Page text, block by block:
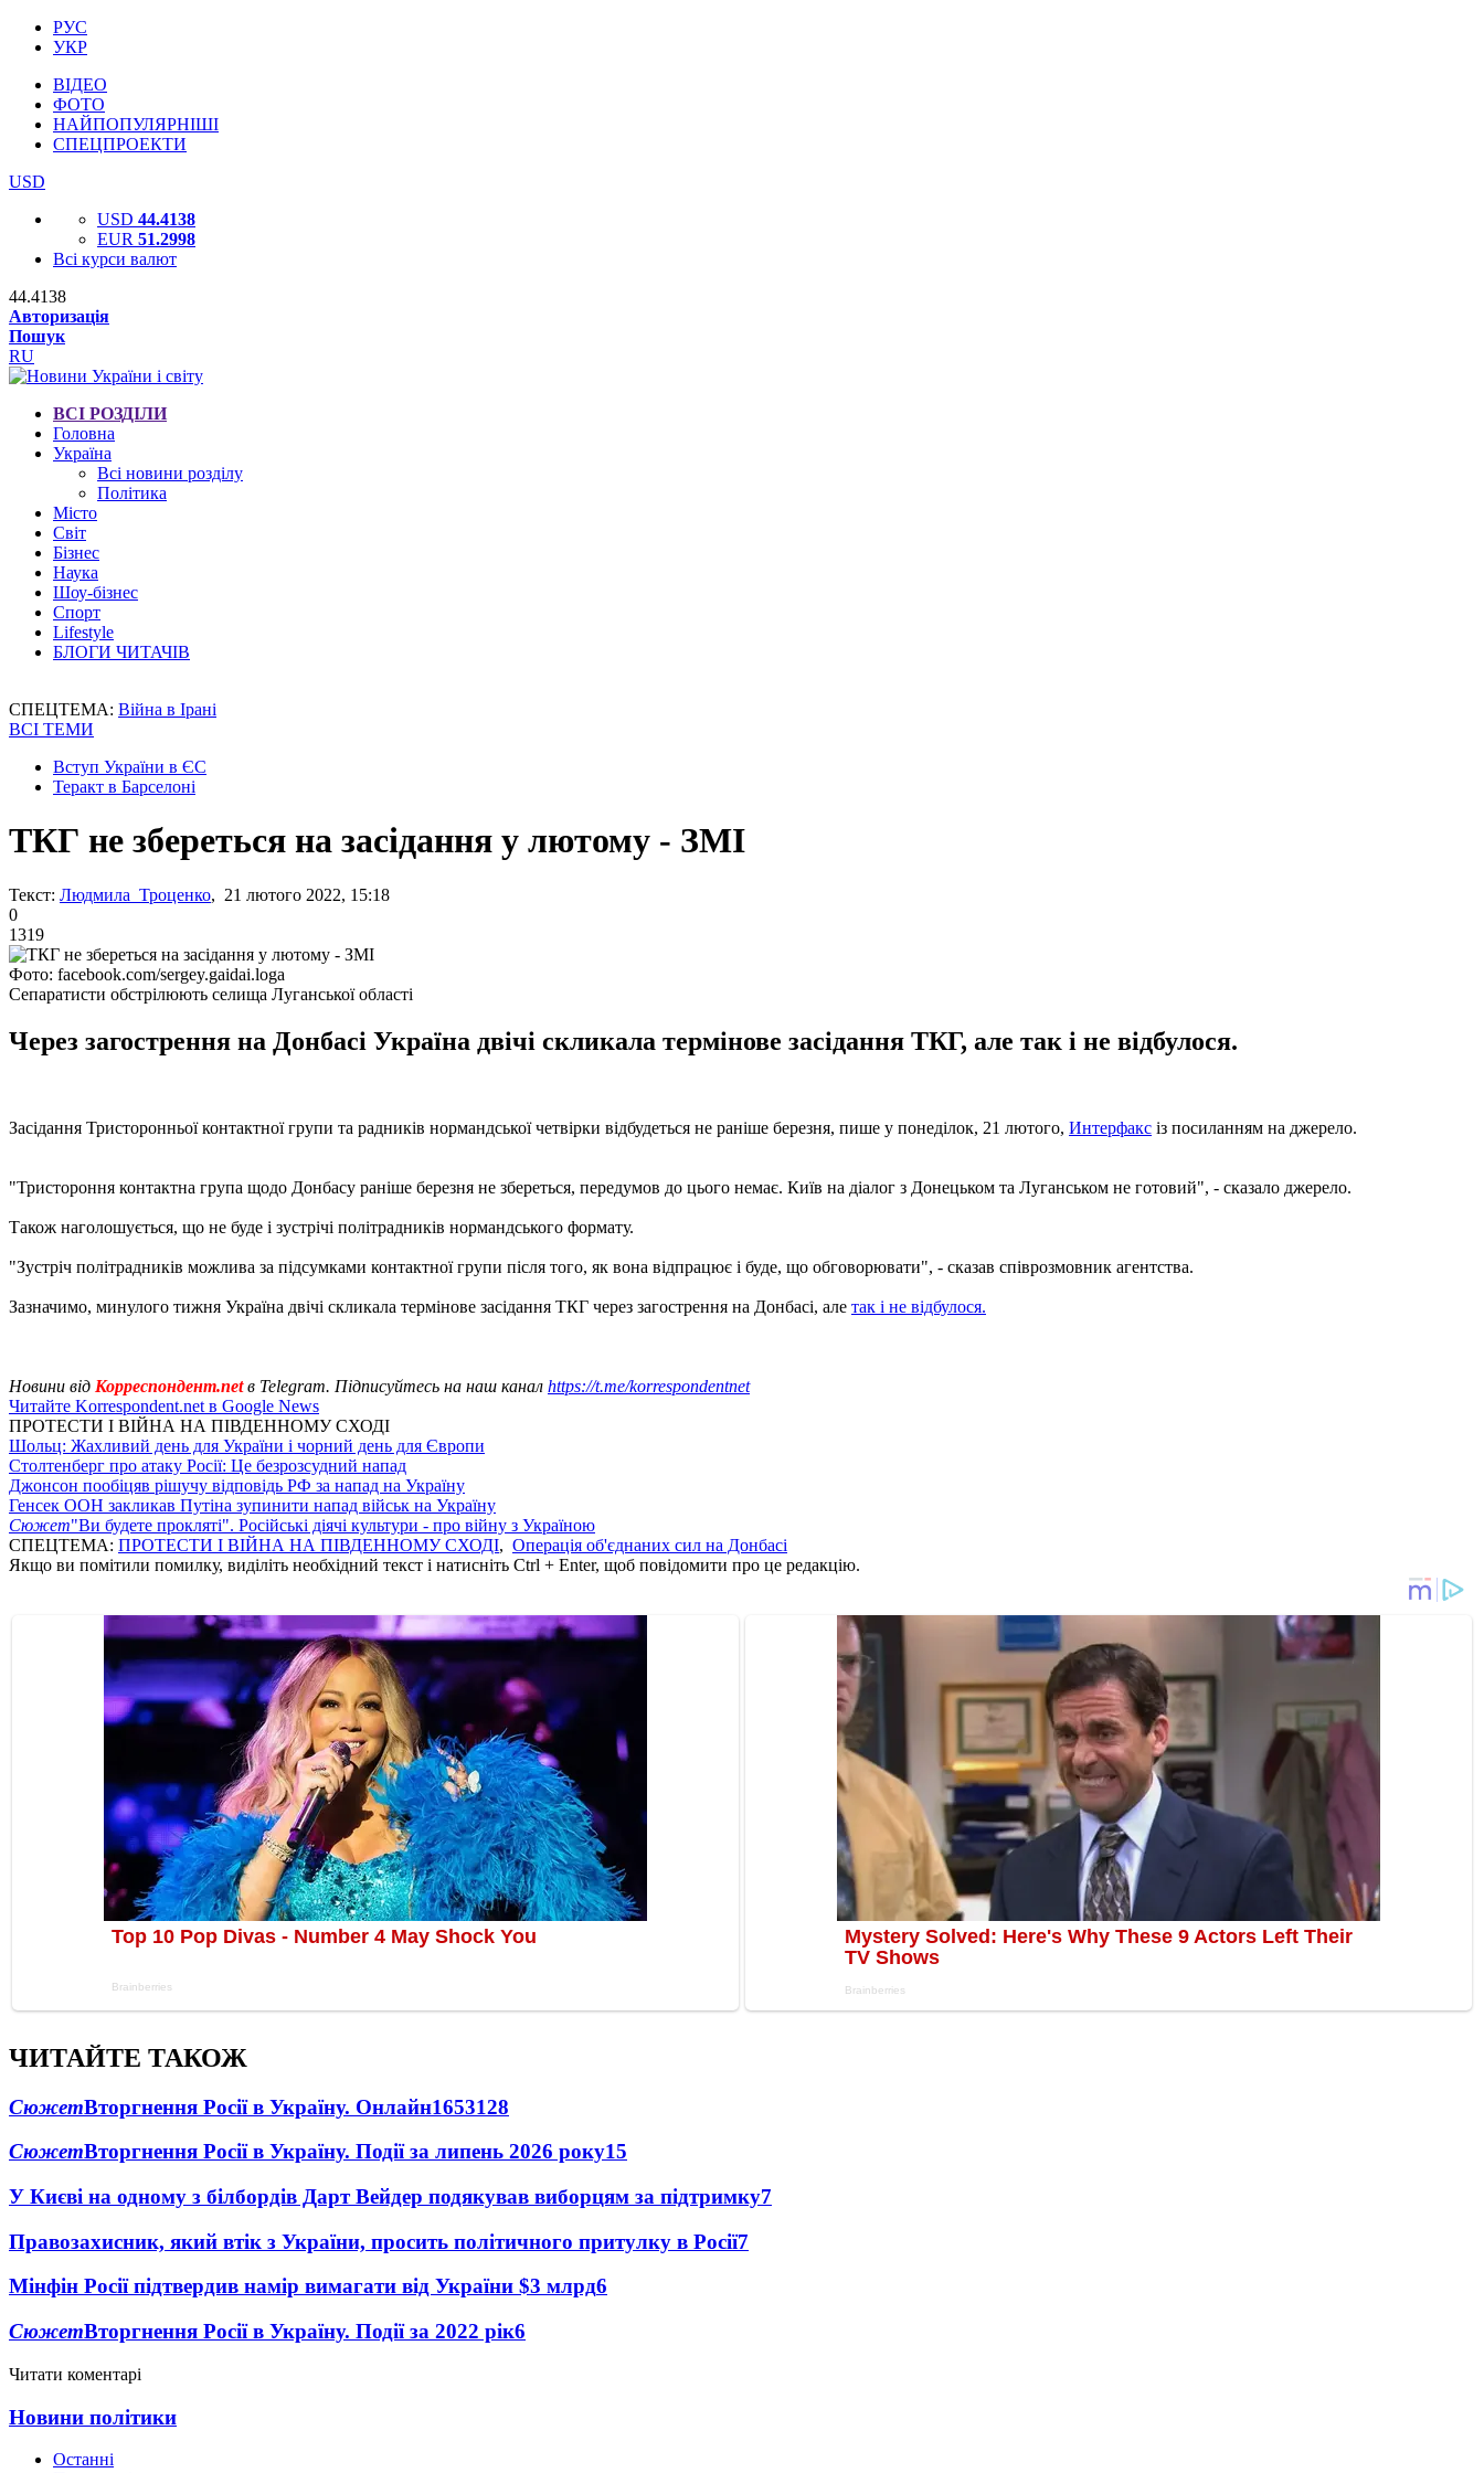
РУС
УКР
ВІДЕО
ФОТО
НАЙПОПУЛЯРНІШІ
СПЕЦПРОЕКТИ
USD
USD 44.4138
EUR 51.2998
Всі курси валют
44.4138
Авторизація
Пошук
RU
ВСІ РОЗДІЛИ
Головна
Україна
Всі новини розділу
Політика
Місто
Світ
Бізнес
Наука
Шоу-бізнес
Спорт
Lifestyle
БЛОГИ ЧИТАЧІВ
СПЕЦТЕМА: Війна в Ірані
ВСІ ТЕМИ
Вступ України в ЄС
Теракт в Барселоні
ТКГ не збереться на засідання у лютому - ЗМІ
Текст: Людмила Троценко, 21 лютого 2022, 15:18
0
1319
Фото: facebook.com/sergey.gaidai.loga
Сепаратисти обстрілюють селища Луганської області
Через загострення на Донбасі Україна двічі скликала термінове засідання ТКГ, але так і не відбулося.
Засідання Тристоронньої контактної групи та радників нормандської четвірки відбудеться не раніше березня, пише у понеділок, 21 лютого, Интерфакс із посиланням на джерело.
"Тристороння контактна група щодо Донбасу раніше березня не збереться, передумов до цього немає. Київ на діалог з Донецьком та Луганськом не готовий", - сказало джерело.
Також наголошується, що не буде і зустрічі політрадників нормандського формату.
"Зустріч політрадників можлива за підсумками контактної групи після того, як вона відпрацює і буде, що обговорювати", - сказав співрозмовник агентства.
Зазначимо, минулого тижня Україна двічі скликала термінове засідання ТКГ через загострення на Донбасі, але так і не відбулося.
Новини від Корреспондент.netв Telegram. Підписуйтесь на наш канал https://t.me/korrespondentnet
Читайте Korrespondent.net в Google News
ПРОТЕСТИ І ВІЙНА НА ПІВДЕННОМУ СХОДІ
Шольц: Жахливий день для України і чорний день для Європи
Столтенберг про атаку Росії: Це безрозсудний напад
Джонсон пообіцяв рішучу відповідь РФ за напад на Україну
Генсек ООН закликав Путіна зупинити напад військ на Україну
Сюжет"Ви будете прокляті". Російські діячі культури - про війну з Україною
СПЕЦТЕМА: ПРОТЕСТИ І ВІЙНА НА ПІВДЕННОМУ СХОДІ, Операція об'єднаних сил на Донбасі
Якщо ви помітили помилку, виділіть необхідний текст і натисніть Ctrl + Enter, щоб повідомити про це редакцію.
ЧИТАЙТЕ ТАКОЖ
СюжетВторгнення Росії в Україну. Онлайн1653128
СюжетВторгнення Росії в Україну. Події за липень 2026 року15
У Києві на одному з білбордів Дарт Вейдер подякував виборцям за підтримку7
Правозахисник, який втік з України, просить політичного притулку в Росії7
Мінфін Росії підтвердив намір вимагати від України $3 млрд6
СюжетВторгнення Росії в Україну. Події за 2022 рік6
Читати коментарі
Новини політики
Останні